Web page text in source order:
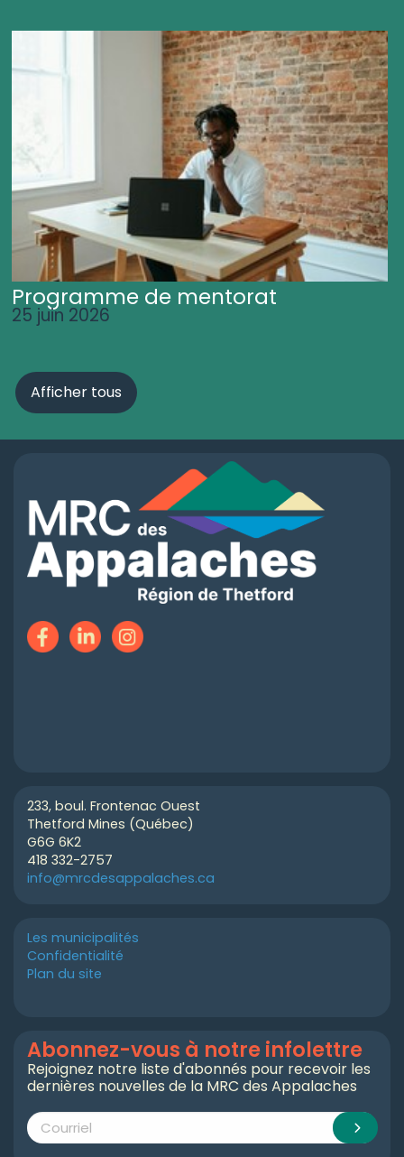
Programme de mentorat
25 juin 2026
Afficher tous
233, boul. Frontenac Ouest
Thetford Mines (Québec)
G6G 6K2
418 332-2757
info@mrcdesappalaches.ca
Les municipalités
Confidentialité
Plan du site
Abonnez-vous à notre infolettre
Rejoignez notre liste d'abonnés pour recevoir les
dernières nouvelles de la MRC des Appalaches